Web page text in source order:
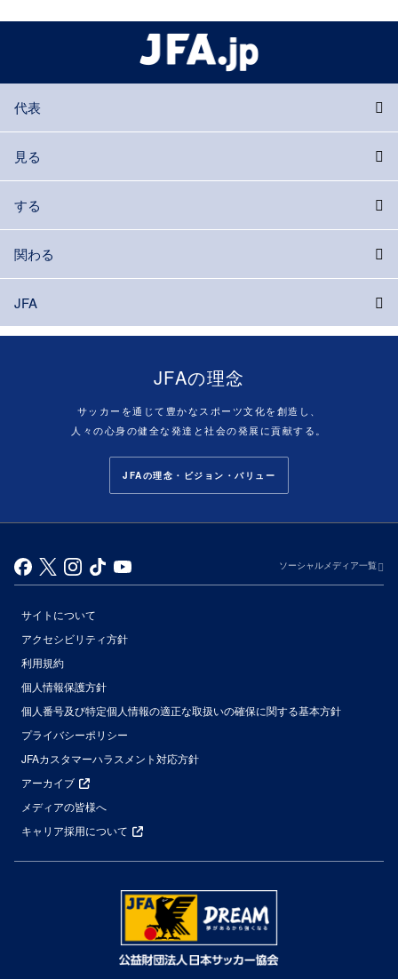
代表
見る
する
関わる
JFA
JFAの理念
サッカーを通じて豊かなスポーツ文化を創造し、
人々の心身の健全な発達と社会の発展に貢献する。
JFAの理念・ビジョン・バリュー
ソーシャルメディア一覧
サイトについて
アクセシビリティ方針
利用規約
個人情報保護方針
個人番号及び特定個人情報の適正な取扱いの確保に関する基本方針
プライバシーポリシー
JFAカスタマーハラスメント対応方針
アーカイブ
メディアの皆様へ
キャリア採用について